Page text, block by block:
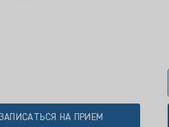
НА ПРИЕМ